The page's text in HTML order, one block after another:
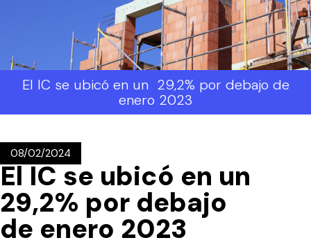
El IC se ubicó en un 29,2% por debajo de
enero 2023
08/02/2024
El IC se ubicó en un
29,2% por debajo
de enero 2023